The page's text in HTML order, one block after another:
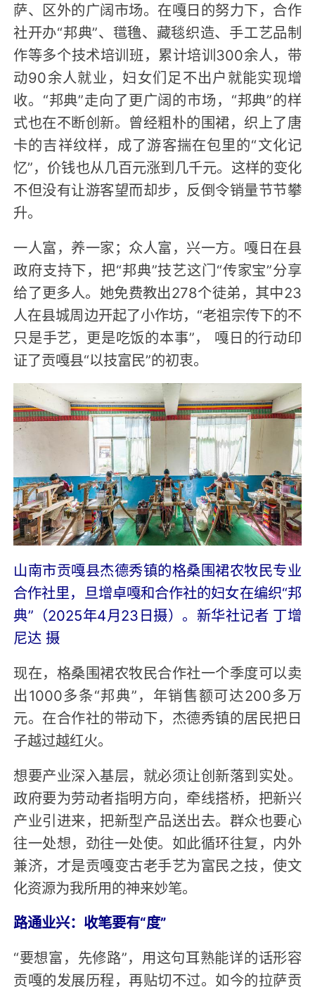
萨、区外的广阔市场。在嘎日的努力下，合作
社开办“邦典”、氆氇、藏毯织造、手工艺品制
作等多个技术培训班，累计培训300余人，带
动90余人就业，妇女们足不出户就能实现增
收。“邦典”走向了更广阔的市场，“邦典”的样
式也在不断创新。曾经粗朴的围裙，织上了唐
卡的吉祥纹样，成了游客揣在包里的“文化记
忆”，价钱也从几百元涨到几千元。这样的变化
不但没有让游客望而却步，反倒令销量节节攀
升。
一人富，养一家；众人富，兴一方。嘎日在县
政府支持下，把“邦典”技艺这门“传家宝”分享
给了更多人。她免费教出278个徒弟，其中23
人在县城周边开起了小作坊，“老祖宗传下的不
只是手艺，更是吃饭的本事”， 嘎日的行动印
证了贡嘎县“以技富民”的初衷。
山南市贡嘎县杰德秀镇的格桑围裙农牧民专业
合作社里，旦增卓嘎和合作社的妇女在编织“邦
典”（2025年4月23日摄）。新华社记者 丁增
尼达 摄
现在，格桑围裙农牧民合作社一个季度可以卖
出1000多条“邦典”，年销售额可达200多万
元。在合作社的带动下，杰德秀镇的居民把日
子越过越红火。
想要产业深入基层，就必须让创新落到实处。
政府要为劳动者指明方向，牵线搭桥，把新兴
产业引进来，把新型产品送出去。群众也要心
往一处想，劲往一处使。如此循环往复，内外
兼济，才是贡嘎变古老手艺为富民之技，使文
化资源为我所用的神来妙笔。
路通业兴：收笔要有“度”
“要想富，先修路”，用这句耳熟能详的话形容
贡嘎的发展历程，再贴切不过。如今的拉萨贡